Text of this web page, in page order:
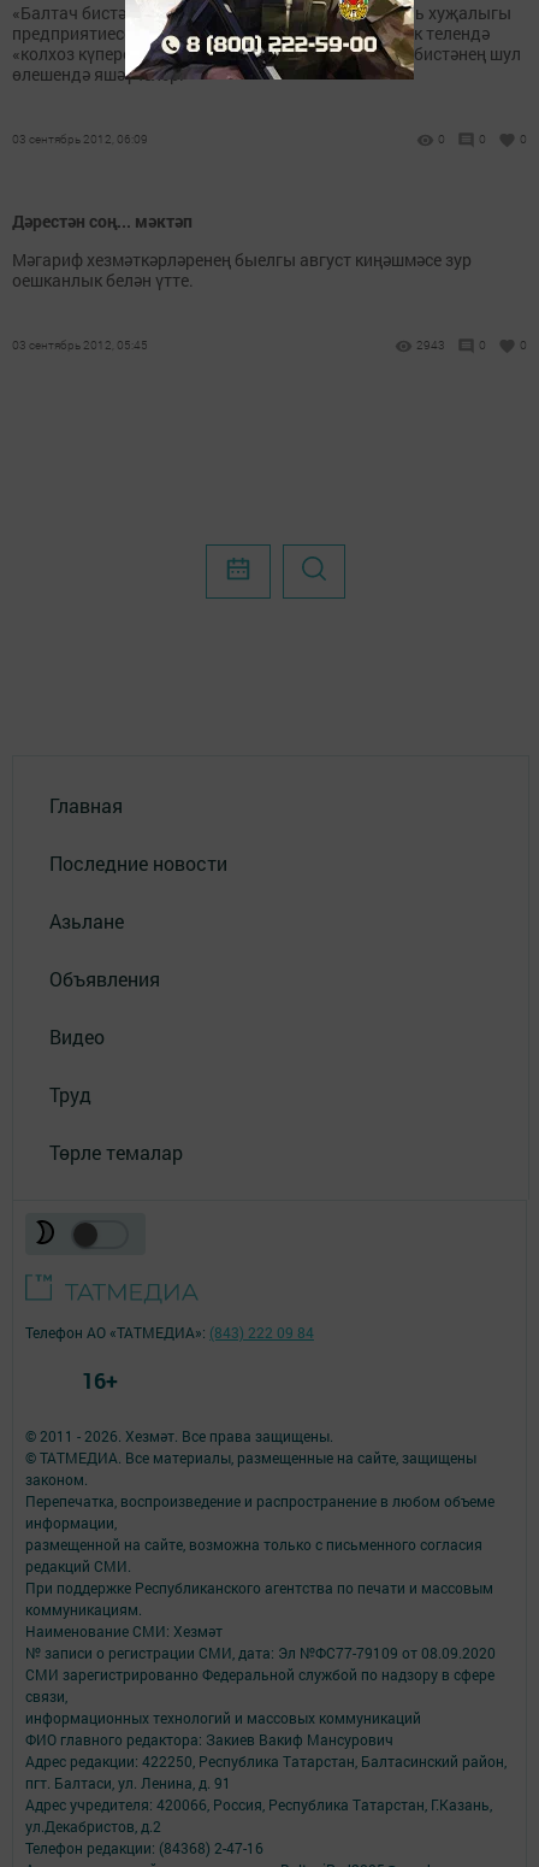
«Балтач бистәсенең күптармаклы торак-коммуналь хуҗалыгы
предприятиесе ягында асылмалы күпер бар, халык телендә
«колхоз күпере» дип йөртелә, - дип шалтыраталар бистәнең шул
өлешендә яшәүчеләр.
03 сентябрь 2012, 06:09 0 0 0
Дәрестән соң... мәктәп
Мәгариф хезмәткәрләренең быелгы август киңәшмәсе зур
оешканлык белән үтте.
03 сентябрь 2012, 05:45 2943 0 0
Главная
Последние новости
Азьлане
Объявления
Видео
Труд
Төрле темалар
© 2011 - 2026. Хезмәт. Все права защищены.
© ТАТМЕДИА. Все материалы, размещенные на сайте, защищены
законом.
Перепечатка, воспроизведение и распространение в любом объеме
информации,
размещенной на сайте, возможна только с письменного согласия
редакций СМИ.
При поддержке Республиканского агентства по печати и массовым
коммуникациям.
Наименование СМИ: Хезмәт
№ записи о регистрации СМИ, дата: Эл №ФС77-79109 от 08.09.2020
СМИ зарегистрированно Федеральной службой по надзору в сфере
связи,
информационных технологий и массовых коммуникаций
ФИО главного редактора: Закиев Вакиф Мансурович
Адрес редакции: 422250, Республика Татарстан, Балтасинский район,
пгт. Балтаси, ул. Ленина, д. 91
Адрес учредителя: 420066, Россия, Республика Татарстан, Г.Казань,
ул.Декабристов, д.2
Телефон редакции: (84368) 2-47-16
Телефон АО «ТАТМЕДИА»: (843) 222 09 84
16+